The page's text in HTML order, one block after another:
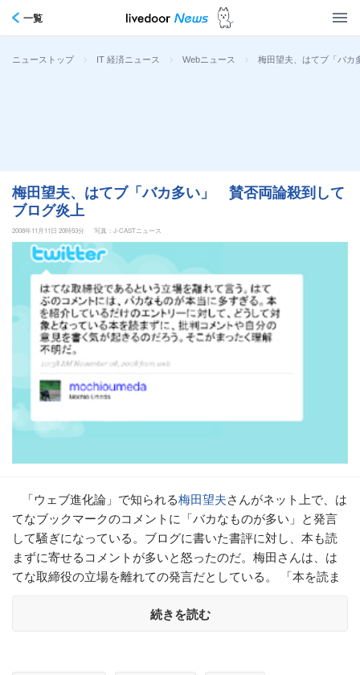
一覧
ニューストップ > IT 経済ニュース > Webニュース > 梅田望夫、はてブ「バ
梅田望夫、はてブ「バカ多い」 賛否両論殺到して
ブログ炎上
2008年11月11日 20時53分 写真：J-CASTニュース
「ウェブ進化論」で知られる梅田望夫さんがネット上で、は
てなブックマークのコメントに「バカなものが多い」と発言
して騒ぎになっている。ブログに書いた書評に対し、本も読
まずに寄せるコメントが多いと怒ったのだ。梅田さんは、は
てな取締役の立場を離れての発言だとしている。 「本を読ま
続きを読む